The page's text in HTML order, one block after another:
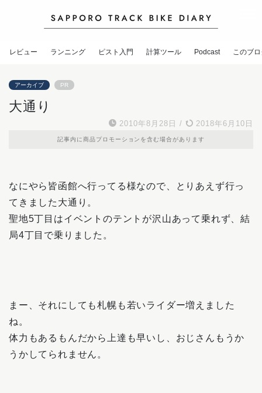
レビュー ランニング ピスト入門 計算ツール Podcast このブ
アーカイブ PR
大通り
2010年8月28日 / 2018年6月10日
記事内に商品プロモーションを含む場合があります
なにやら皆函館へ行ってる様なので、とりあえず行っ
てきました大通り。
聖地5丁目はイベントのテントが沢山あって乗れず、結
局4丁目で乗りました。
まー、それにしても札幌も若いライダー増えました
ね。
体力もあるもんだから上達も早いし、おじさんもうか
うかしてられません。